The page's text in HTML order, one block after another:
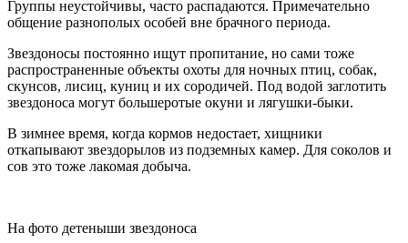
Группы неустойчивы, часто распадаются. Примечательно
общение разнополых особей вне брачного периода.
Звездоносы постоянно ищут пропитание, но сами тоже
распространенные объекты охоты для ночных птиц, собак,
скунсов, лисиц, куниц и их сородичей. Под водой заглотить
звездоноса могут большеротые окуни и лягушки-быки.
В зимнее время, когда кормов недостает, хищники
откапывают звездорылов из подземных камер. Для соколов и
сов это тоже лакомая добыча.
На фото детеныши звездоноса